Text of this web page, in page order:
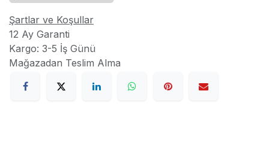
Şartlar ve Koşullar
12 Ay Garanti
Kargo: 3-5 İş Günü
Mağazadan Teslim Alma